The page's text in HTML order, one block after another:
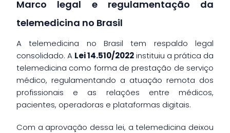
Marco legal e regulamentação da
telemedicina no Brasil
A telemedicina no Brasil tem respaldo legal
consolidado. A Lei 14.510/2022instituiu a prática da
telemedicina como forma de prestação de serviço
médico, regulamentando a atuação remota dos
profissionais e as relações entre médicos,
pacientes, operadoras e plataformas digitais.
Com a aprovação dessa lei, a telemedicina deixou